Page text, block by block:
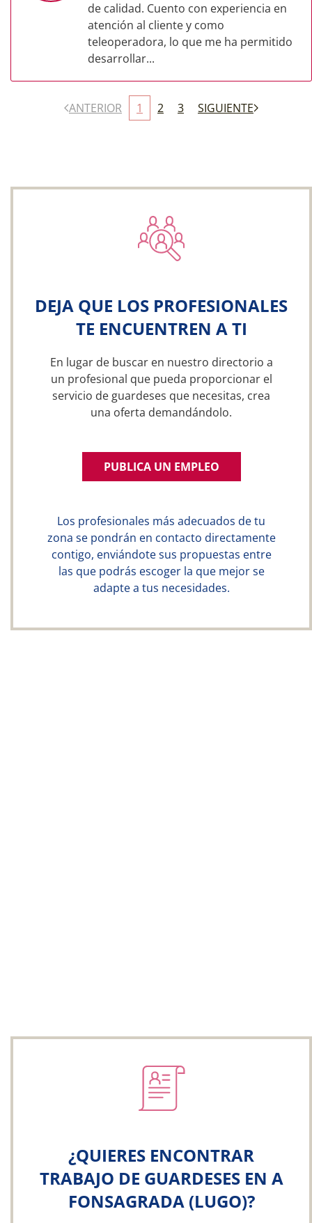
de calidad. Cuento con experiencia en
atención al cliente y como
teleoperadora, lo que me ha permitido
desarrollar...
ANTERIOR 1 2 3 SIGUIENTE
DEJA QUE LOS PROFESIONALES
TE ENCUENTREN A TI
En lugar de buscar en nuestro directorio a
un profesional que pueda proporcionar el
servicio de guardeses que necesitas, crea
una oferta demandándolo.
PUBLICA UN EMPLEO
Los profesionales más adecuados de tu
zona se pondrán en contacto directamente
contigo, enviándote sus propuestas entre
las que podrás escoger la que mejor se
adapte a tus necesidades.
¿QUIERES ENCONTRAR
TRABAJO DE GUARDESES EN A
FONSAGRADA (LUGO)?